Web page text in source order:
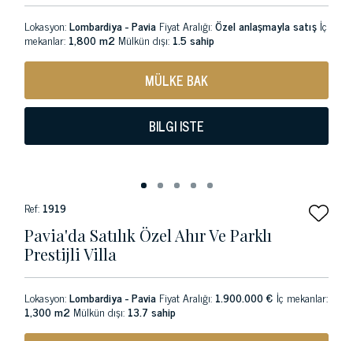
Lokasyon:Lombardiya - Pavia Fiyat Aralığı:Özel anlaşmayla satış İç
mekanlar: 1,800 m2 Mülkün dışı: 1.5 sahip
MÜLKE BAK
BILGI ISTE
Ref: 1919
Pavia'da Satılık Özel Ahır Ve Parklı
Prestijli Villa
Lokasyon:Lombardiya - Pavia Fiyat Aralığı: 1.900.000 € İç mekanlar:
1,300 m2 Mülkün dışı: 13.7 sahip